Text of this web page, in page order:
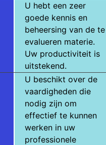
U hebt een zeer
goede kennis en
beheersing van de te
evalueren materie.
Uw productiviteit is
uitstekend.
U beschikt over de
vaardigheden die
nodig zijn om
effectief te kunnen
werken in uw
professionele